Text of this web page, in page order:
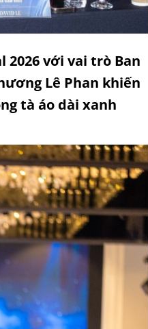
với vai trò Ban
Lê Phan khiến
tà áo dài xanh